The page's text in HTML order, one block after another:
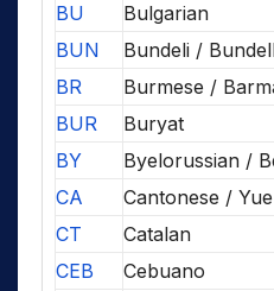
BU
Bulgarian
BUN
Bundeli /
BR
Burmese /
BUR
Buryat
BY
Byelorussian /
CA
Cantonese / Yue
CT
Catalan
CEB
Cebuano